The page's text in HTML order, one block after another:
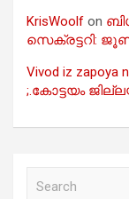
KrisWoolf on
സെക്രട്ടറി:
Vivod iz zapoya
;.കോട്ടയം